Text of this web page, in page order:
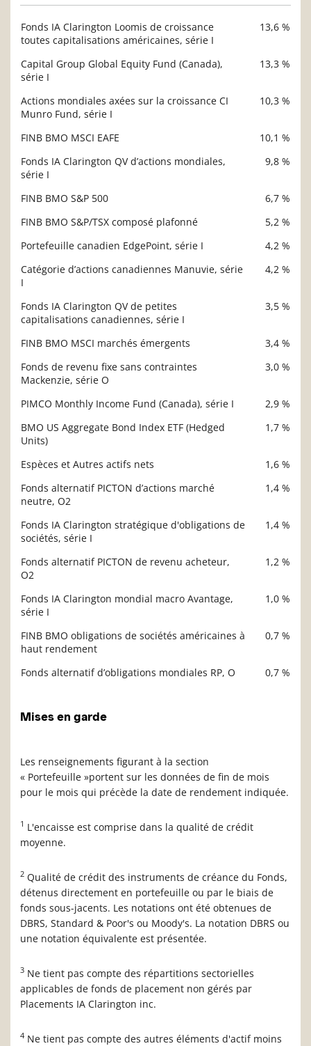
DescriptionValeur liquidative
Fonds IA Clarington Loomis de croissance
toutes capitalisations américaines, série I
13,6 %
Capital Group Global Equity Fund (Canada),
série I
13,3 %
Actions mondiales axées sur la croissance CI
Munro Fund, série I
10,3 %
FINB BMO MSCI EAFE
10,1 %
Fonds IA Clarington QV d’actions mondiales,
série I
9,8 %
FINB BMO S&P 500
6,7 %
FINB BMO S&P/TSX composé plafonné
5,2 %
Portefeuille canadien EdgePoint, série I
4,2 %
Catégorie d’actions canadiennes Manuvie, série
I
4,2 %
Fonds IA Clarington QV de petites
capitalisations canadiennes, série I
3,5 %
FINB BMO MSCI marchés émergents
3,4 %
Fonds de revenu fixe sans contraintes
Mackenzie, série O
3,0 %
PIMCO Monthly Income Fund (Canada), série I
2,9 %
BMO US Aggregate Bond Index ETF (Hedged
Units)
1,7 %
Espèces et Autres actifs nets
1,6 %
Fonds alternatif PICTON d’actions marché
neutre, O2
1,4 %
Fonds IA Clarington stratégique d'obligations de
sociétés, série I
1,4 %
Fonds alternatif PICTON de revenu acheteur,
O2
1,2 %
Fonds IA Clarington mondial macro Avantage,
série I
1,0 %
FINB BMO obligations de sociétés américaines à
haut rendement
0,7 %
Fonds alternatif d’obligations mondiales RP, O 0,7 %
Mises en garde
Les renseignements figurant à la section
« Portefeuille »portent sur les données de fin de mois
pour le mois qui précède la date de rendement indiquée.
1 L'encaisse est comprise dans la qualité de crédit
moyenne.
2 Qualité de crédit des instruments de créance du Fonds,
détenus directement en portefeuille ou par le biais de
fonds sous-jacents. Les notations ont été obtenues de
DBRS, Standard & Poor's ou Moody's. La notation DBRS ou
une notation équivalente est présentée.
3 Ne tient pas compte des répartitions sectorielles
applicables de fonds de placement non gérés par
Placements IA Clarington inc.
4 Ne tient pas compte des autres éléments d'actif moins